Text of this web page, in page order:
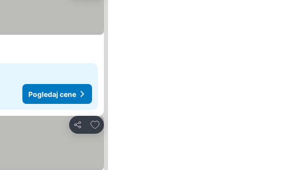
Pogledaj cene
Deli
Dodati u favorite